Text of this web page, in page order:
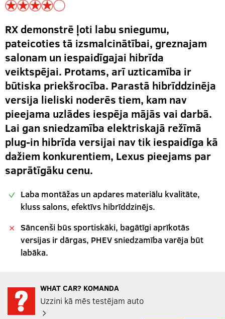
RX demonstrē ļoti labu sniegumu,
pateicoties tā izsmalcinātībai, greznajam
salonam un iespaidīgajai hibrīda
veiktspējai. Protams, arī uzticamība ir
būtiska priekšrocība. Parastā hibrīddzinēja
versija lieliski noderēs tiem, kam nav
pieejama uzlādes iespēja mājās vai darbā.
Lai gan sniedzamība elektriskajā režīmā
plug-in hibrīda versijai nav tik iespaidīga kā
dažiem konkurentiem, Lexus pieejams par
saprātīgāku cenu.
Laba montāžas un apdares materiālu kvalitāte,
kluss salons, efektīvs hibrīddzinējs.
Sāncenši būs sportiskāki, bagātīgi aprīkotās
versijas ir dārgas, PHEV sniedzamība varēja būt
labāka.
WHAT CAR? KOMANDA
Uzzini kā mēs testējam auto